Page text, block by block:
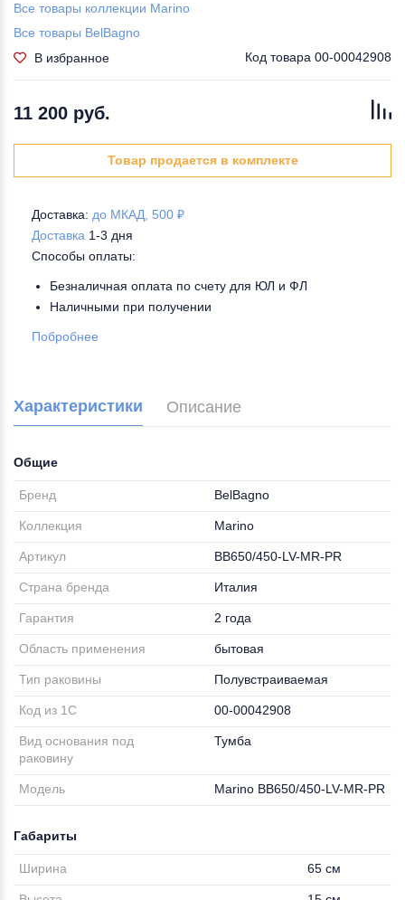
Все товары коллекции Marino
Все товары BelBagno
В избранное
Код товара 00-00042908
11 200 руб.
Товар продается в комплекте
Доставка: до МКАД, 500 ₽
Доставка 1-3 дня
Способы оплаты:
Безналичная оплата по счету для ЮЛ и ФЛ
Наличными при получении
Побробнее
Характеристики Описание
Общие
Бренд BelBagno
Коллекция Marino
Артикул BB650/450-LV-MR-PR
Страна бренда Италия
Гарантия 2 года
Область применения бытовая
Тип раковины Полувстраиваемая
Код из 1С 00-00042908
Вид основания под
раковину
Тумба
Модель Marino BB650/450-LV-MR-PR
Габариты
Ширина 65 см